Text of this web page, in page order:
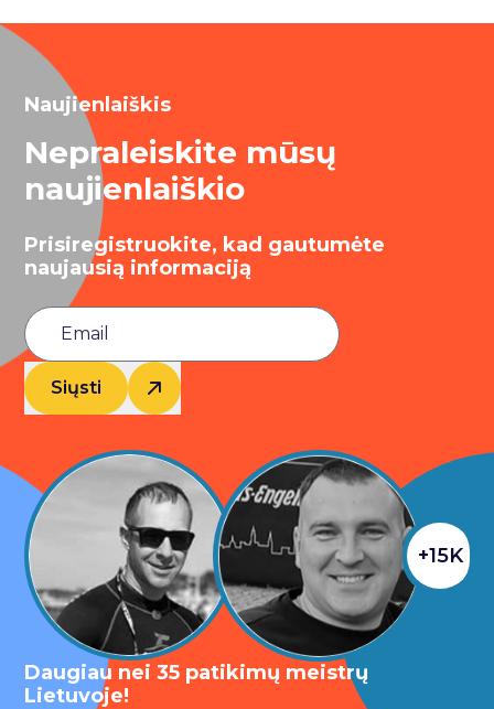
Naujienlaiškis
Nepraleiskite mūsų
naujienlaiškio
Prisiregistruokite, kad gautumėte
naujausią informaciją
Siųsti
+15K
Daugiau nei 35 patikimų meistrų
Lietuvoje!